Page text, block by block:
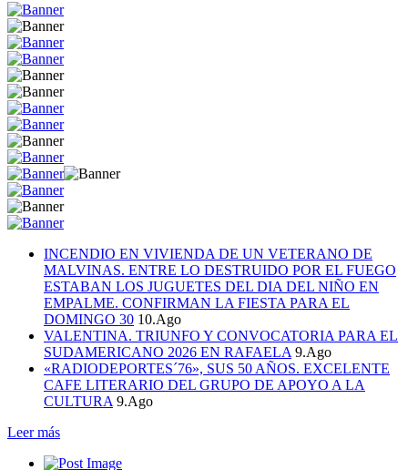
INCENDIO EN VIVIENDA DE UN VETERANO DE
MALVINAS. ENTRE LO DESTRUIDO POR EL FUEGO
ESTABAN LOS JUGUETES DEL DIA DEL NIÑO EN
EMPALME. CONFIRMAN LA FIESTA PARA EL
DOMINGO 30 10.Ago
VALENTINA. TRIUNFO Y CONVOCATORIA PARA EL
SUDAMERICANO 2026 EN RAFAELA 9.Ago
«RADIODEPORTES´76», SUS 50 AÑOS. EXCELENTE
CAFE LITERARIO DEL GRUPO DE APOYO A LA
CULTURA 9.Ago
Leer más